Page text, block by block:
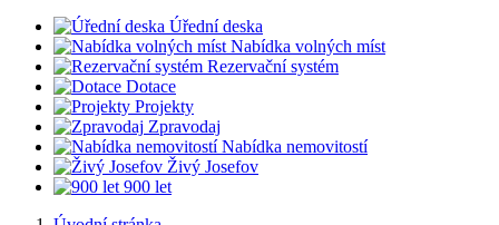
Úřední deska
Nabídka volných míst
Rezervační systém
Dotace
Projekty
Zpravodaj
Nabídka nemovitostí
Živý Josefov
900 let